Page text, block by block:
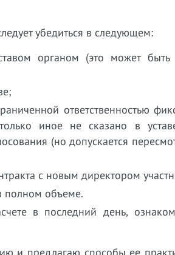
убедиться в следующем:
органом (это может быть
ответственностью
иное не сказано в
(но допускается
с новым директором
полном объеме.
в последний день,